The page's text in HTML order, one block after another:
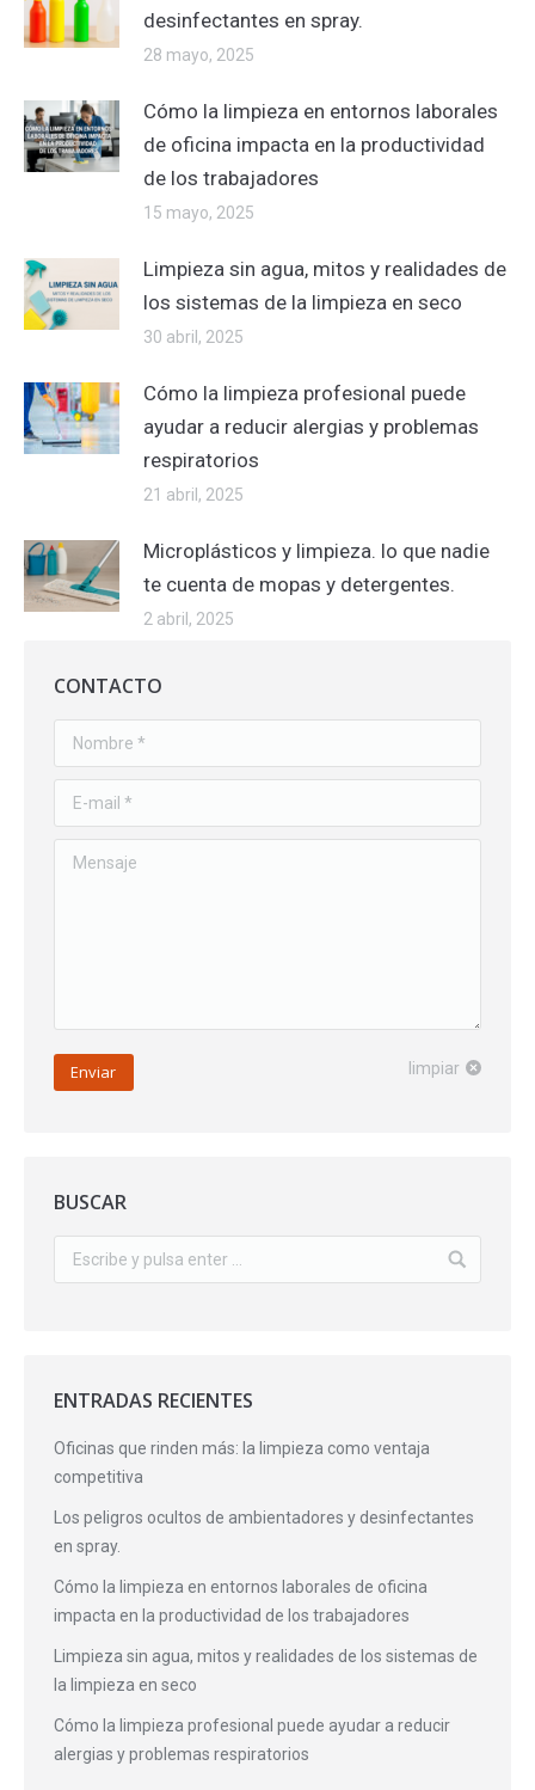
desinfectantes en spray.
28 mayo, 2025
Cómo la limpieza en entornos laborales
de oficina impacta en la productividad
de los trabajadores
15 mayo, 2025
Limpieza sin agua, mitos y realidades de
los sistemas de la limpieza en seco
30 abril, 2025
Cómo la limpieza profesional puede
ayudar a reducir alergias y problemas
respiratorios
21 abril, 2025
Microplásticos y limpieza. lo que nadie
te cuenta de mopas y detergentes.
2 abril, 2025
CONTACTO
Nombre *
E-mail *
Mensaje
Enviar limpiar
BUSCAR
ENTRADAS RECIENTES
Oficinas que rinden más: la limpieza como ventaja
competitiva
Los peligros ocultos de ambientadores y desinfectantes
en spray.
Cómo la limpieza en entornos laborales de oficina
impacta en la productividad de los trabajadores
Limpieza sin agua, mitos y realidades de los sistemas de
la limpieza en seco
Cómo la limpieza profesional puede ayudar a reducir
alergias y problemas respiratorios